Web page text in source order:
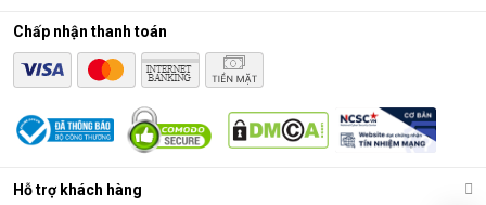
Nam để được tư vấn miễn phí. Chúng tôi cam kết cung cấp
sản phẩm chất lượng đạt chuẩn, bảo hành chính hãng, cùng
nhiều chính sách ưu đãi dành cho các quý khách hàng khi mua
sắm tại BPS Việt Nam.
Hỗ trợ khách hàng
Chấp nhận thanh toán